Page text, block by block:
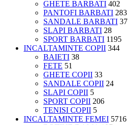
GHETE BARBATI 402
PANTOFI BARBATI 283
SANDALE BARBATI 37
SLAPI BARBATI 28
SPORT BARBATI 1195
INCALTAMINTE COPII 344
BAIETI 38
FETE 51
GHETE COPII 33
SANDALE COPII 24
SLAPI COPII 5
SPORT COPII 206
TENISI COPII 5
INCALTAMINTE FEMEI 5716